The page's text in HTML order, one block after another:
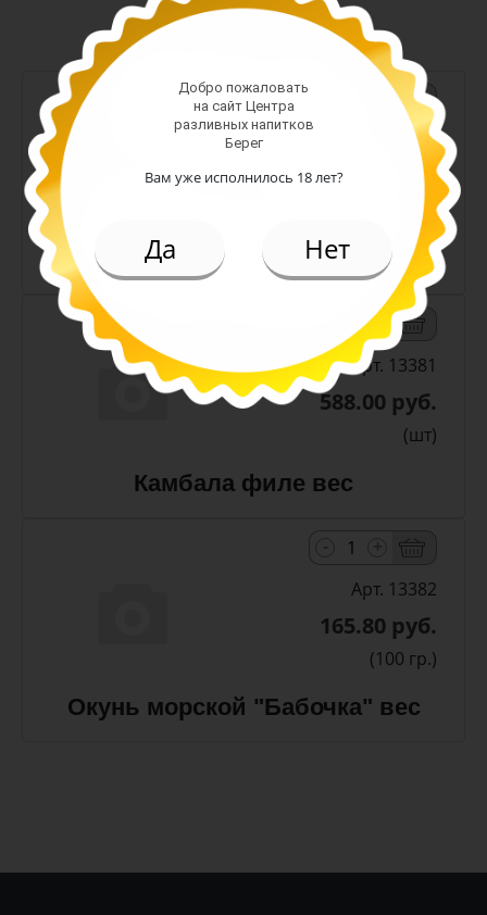
Арт. 13380
588.00 руб.
(шт)
Камбала стружка вес
+
Арт. 13381
588.00 руб.
(шт)
Камбала филе вес
Арт. 13382
165.80 руб.
(100 гр.)
Окунь морской "Бабочка" вес
Добро пожаловать
на сайт Центра
разливных напитков
Берег
Вам уже исполнилось 18 лет?
Да Нет